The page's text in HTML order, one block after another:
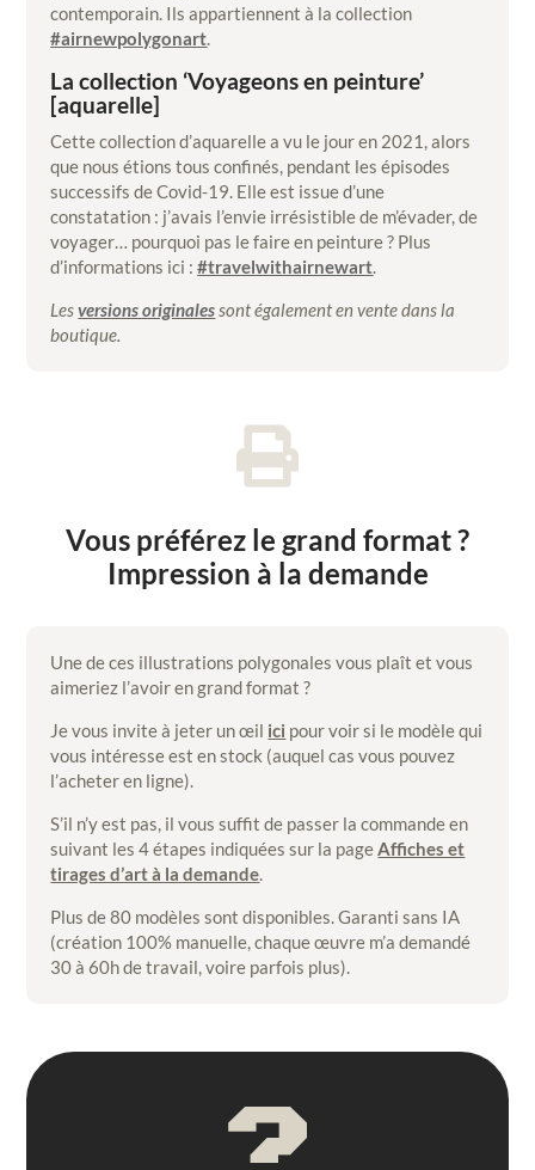
contemporain. Ils appartiennent à la collection
#airnewpolygonart.
La collection ‘Voyageons en peinture’
[aquarelle]
Cette collection d’aquarelle a vu le jour en 2021, alors
que nous étions tous confinés, pendant les épisodes
successifs de Covid-19. Elle est issue d’une
constatation : j’avais l’envie irrésistible de m’évader, de
voyager… pourquoi pas le faire en peinture ? Plus
d’informations ici :#travelwithairnewart.
Lesversions originalessont également en vente dans la
boutique.

Vous préférez le grand format ?
Impression à la demande
Une de ces illustrations polygonales vous plaît et vous
aimeriez l’avoir en grand format ?
Je vous invite à jeter un œil ici pour voir si le modèle qui
vous intéresse est en stock (auquel cas vous pouvez
l’acheter en ligne).
S’il n’y est pas, il vous suffit de passer la commande en
suivant les 4 étapes indiquées sur la pageAffiches et
tirages d’art à la demande.
Plus de 80 modèles sont disponibles. Garanti sans IA
(création 100% manuelle, chaque œuvre m’a demandé
30 à 60h de travail, voire parfois plus).